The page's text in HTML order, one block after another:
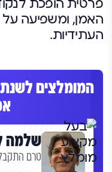
פרטית הופכת
האמן, ומשפיעה על
העתידיות.
שלמה
טרם התקבל